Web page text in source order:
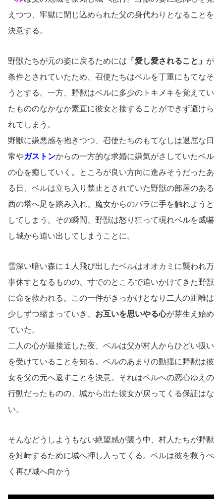
えつつ、牢獄に閉じ込められた父の身代わりとなることを
決意する。
野獣たちが元の姿に戻るためには 「愛し愛されること」 が
条件とされていたため、召使たちはベルを丁重にもてなそ
うとする。一方、野獣はベルに多少のトキメキを覚えてい
たもののなかなか素直に彼女と接することができず避けら
れてしまう。
野獣に嫌悪感を抱きつつ、召使たちのもてなしは退屈な日
常やガストンからの一方的な求婚に嫌気がさしていたベル
の心を癒していく。ところが良い方向に進みそうだったあ
る日、ベルは立ち入り禁止とされていた野獣の部屋のある
西の塔へ足を踏み入れ、魔女からのバラに手を触れようと
してしまう。その瞬間、野獣は怒り狂って現れベルを威嚇
し城から追い出してしまうことに。
雪深い暗い森に１人飛び出したベルはオオカミに襲われ万
事休すとなるものの、寸でのところで追いかけてきた野獣
に命を救われる。この一件がきっかけとなり二人の距離は
少しずつ縮まっていき、 お互いを思いやる心が芽生え始め
ていた。
二人の心が最接近した夜、ベルは父が村人からひどい扱い
を受けていることを知る。ベルのあまりの動揺に野獣は彼
女を父の元へ返すことを決意。それはベルへの恋心ゆえの
行動だったものの、城から出た彼女が戻ってくる保証はな
い。
そんなどうしようもない絶望感が襲う中、村人たちが野獣
を対峙するために城へ押し入ってくる。ベルは彼を救うべ
く再び城へ向かう